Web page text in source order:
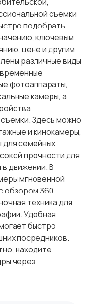
съемки
подобрать
ключевым
цене и другим
различные виды
фотоаппараты,
камеры, а
Здесь можно
и кинокамеры,
для семейных
прочности для
движении. В
мгновенной
обзором 360
техника для
Удобная
быстро
посредников.
находите
через